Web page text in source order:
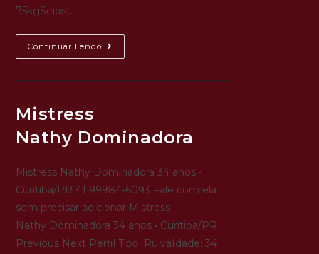
75kgSeios:…
Continuar Lendo
Mistress
Nathy Dominadora
Mistress Nathy Dominadora 34 anos •
Curitiba/PR 41 99984-6093 Fale com ela
sem precisar adicionar Mistress
Nathy Dominadora 34 anos • Curitiba/PR
Previous Next Perfil Tipo: RuivaIdade: 34